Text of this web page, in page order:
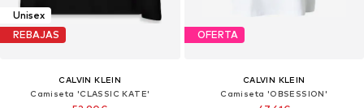
Unisex
REBAJAS
CALVIN KLEIN
Camiseta 'CLASSIC KATE'
OFERTA
CALVIN KLEIN
Camiseta 'OBSESSION'